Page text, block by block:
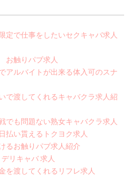
定で仕事をしたいセクキャバ求人
触りパブ求人
アルバイトが出来る体入可のスナ
で渡してくれるキャバクラ求人紹
でも問題ない熟女キャバクラ求人
払い貰えるトクヨク求人
るお触りパブ求人紹介
リキャバ 求人
を渡してくれるリフレ求人